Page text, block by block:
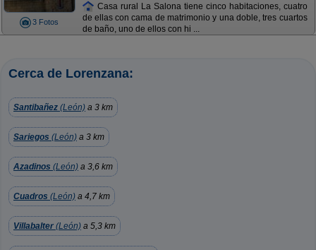
3 Fotos
Casa rural La Salona tiene cinco habitaciones, cuatro
de ellas con cama de matrimonio y una doble, tres cuartos
de baño, uno de ellos con hi ...
Cerca de Lorenzana:
Santibañez (León) a 3 km
Sariegos (León) a 3 km
Azadinos (León) a 3,6 km
Cuadros (León) a 4,7 km
Villabalter (León) a 5,3 km